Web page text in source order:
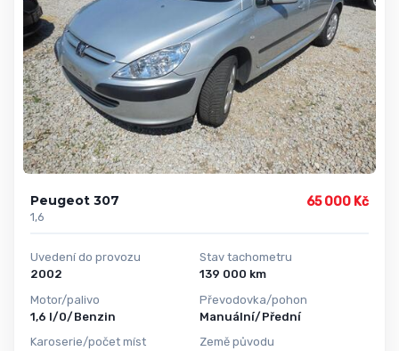
Peugeot 307
1,6
65 000 Kč
Uvedení do provozu
2002
Motor/palivo
1,6 l/0/Benzin
Karoserie/počet míst
Stav tachometru
139 000 km
Převodovka/pohon
Manuální/Přední
Země původu